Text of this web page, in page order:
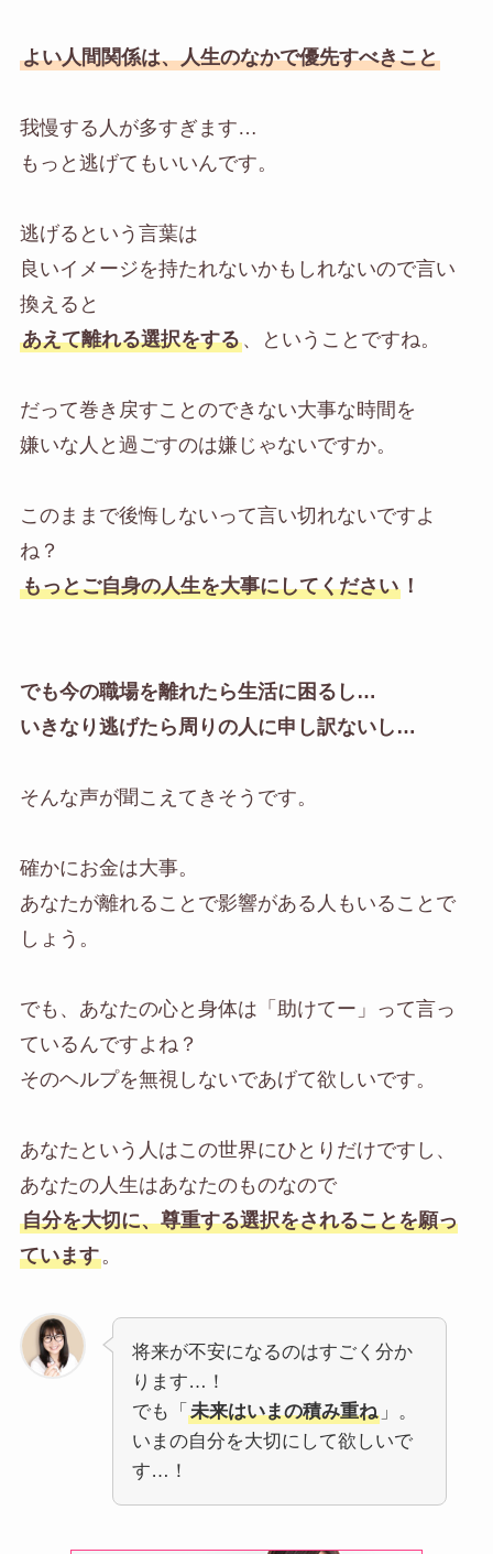
よい人間関係は、人生のなかで優先すべきこと
我慢する人が多すぎます…
もっと逃げてもいいんです。
逃げるという言葉は
良いイメージを持たれないかもしれないので言い
換えると
あえて離れる選択をする、ということですね。
だって巻き戻すことのできない大事な時間を
嫌いな人と過ごすのは嫌じゃないですか。
このままで後悔しないって言い切れないですよ
ね？
もっとご自身の人生を大事にしてください！
でも今の職場を離れたら生活に困るし…
いきなり逃げたら周りの人に申し訳ないし…
そんな声が聞こえてきそうです。
確かにお金は大事。
あなたが離れることで影響がある人もいることで
しょう。
でも、あなたの心と身体は「助けてー」って言っ
ているんですよね？
そのヘルプを無視しないであげて欲しいです。
あなたという人はこの世界にひとりだけですし、
あなたの人生はあなたのものなので
自分を大切に、尊重する選択をされることを願っ
ています。
将来が不安になるのはすごく分か
ります…！
でも「 未来はいまの積み重ね」。
いまの自分を大切にして欲しいで
す…！